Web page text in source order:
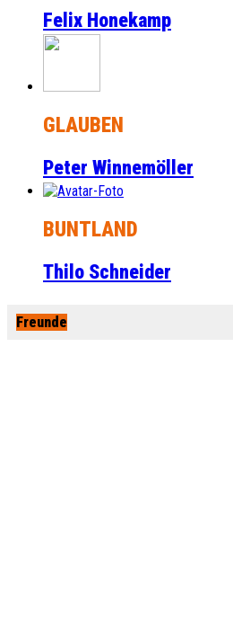
Felix Honekamp
GLAUBEN
Peter Winnemöller
BUNTLAND
Thilo Schneider
Freunde